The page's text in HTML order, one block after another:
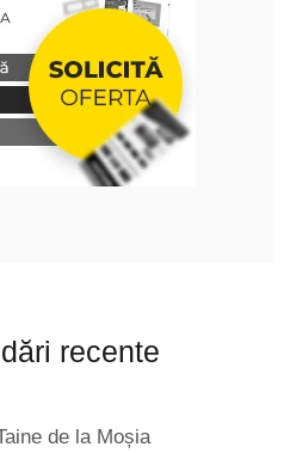
recente
de la Moșia